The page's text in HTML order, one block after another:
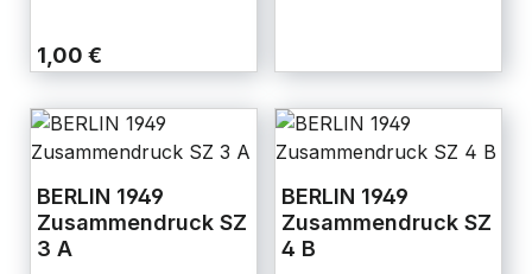
1,00 €
BERLIN 1949
Zusammendruck SZ
3 A
BERLIN 1949
Zusammendruck SZ
4 B